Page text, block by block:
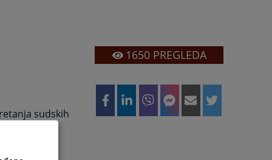
sudskih
1650PREGLEDA